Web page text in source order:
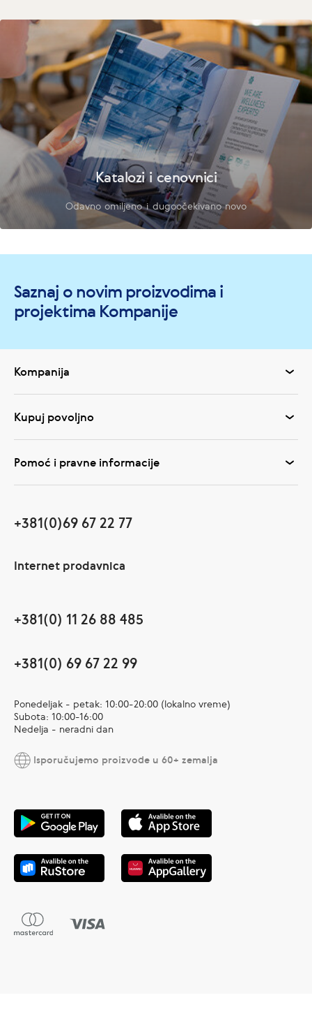
Katalozi i cenovnici
Odavno omiljeno i dugoočekivano novo
Saznaj o novim proizvodima i
projektima Kompanije
Kompanija
Kupuj povoljno
Pomoć i pravne informacije
+381(0)69 67 22 77
Internet prodavnica
+381(0) 11 26 88 485
+381(0) 69 67 22 99
Ponedeljak - petak: 10:00-20:00 (lokalno vreme)
Subota: 10:00-16:00
Nedelja - neradni dan
Isporučujemo proizvode u 60+ zemalja